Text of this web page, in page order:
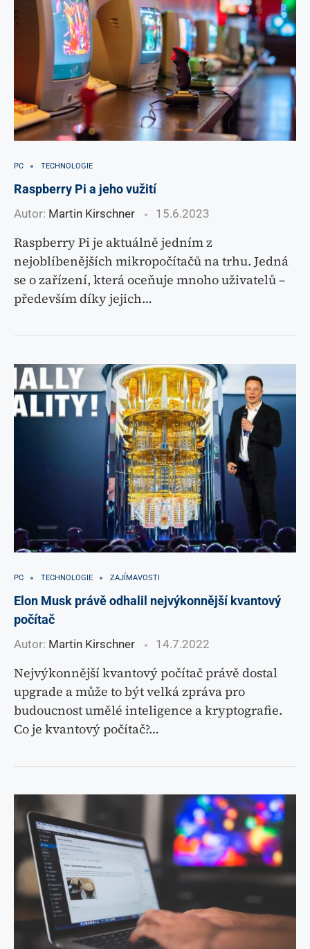
PC TECHNOLOGIE
Raspberry Pi a jeho vužití
Autor: Martin Kirschner 15.6.2023
Raspberry Pi je aktuálně jedním z
nejoblíbenějších mikropočítačů na trhu. Jedná
se o zařízení, která oceňuje mnoho uživatelů –
především díky jejich…
PC TECHNOLOGIE ZAJÍMAVOSTI
Elon Musk právě odhalil nejvýkonnější kvantový
počítač
Autor: Martin Kirschner 14.7.2022
Nejvýkonnější kvantový počítač právě dostal
upgrade a může to být velká zpráva pro
budoucnost umělé inteligence a kryptografie.
Co je kvantový počítač?…